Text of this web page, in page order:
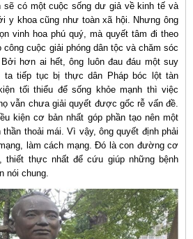
sẽ có một cuộc sống dư giả về kinh tế và
y khoa cũng như toàn xã hội. Nhưng ông
vinh hoa phú quý, mà quyết tâm đi theo
cuộc giải phóng dân tộc và chăm sóc
hơn ai hết, ông luôn đau đáu một suy
ta tiếp tục bị thực dân Pháp bóc lột tàn
tối thiểu để sống khỏe mạnh thì việc
vẫn chưa giải quyết được gốc rễ vấn đề.
kiện cơ bản nhất góp phần tạo nên một
thoải mái. Vì vậy, ông quyết định phải
làm cách mạng. Đó là con đường cơ
thiết thực nhất để cứu giúp những bệnh
nói chung.